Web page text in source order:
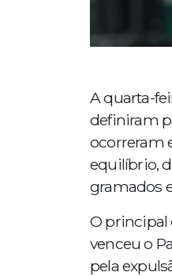
A quarta-
definiram
ocorreram
equilíbrio,
gramados
O principal
venceu o
pela